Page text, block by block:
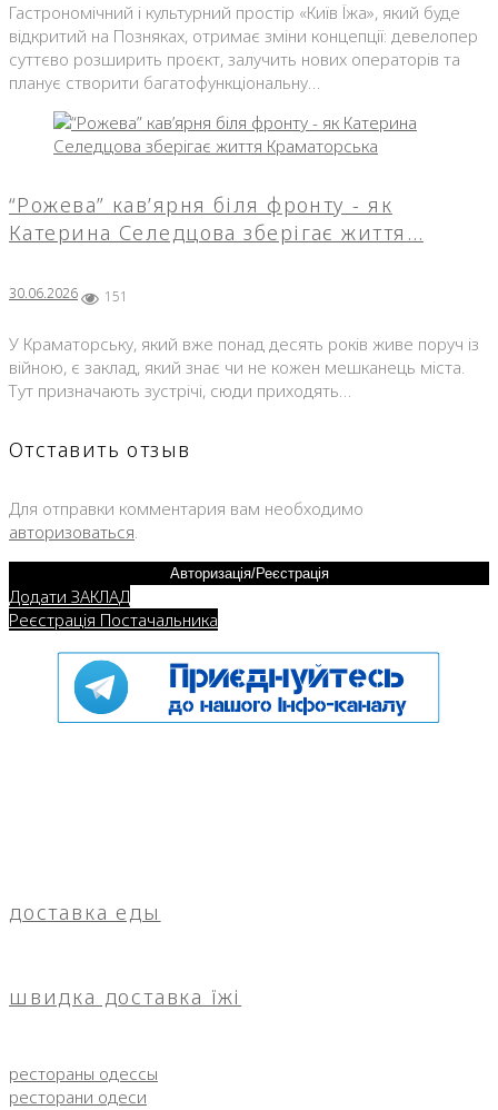
Гастрономічний і культурний простір «Київ Їжа», який буде
відкритий на Позняках, отримає зміни концепції: девелопер
суттєво розширить проєкт, залучить нових операторів та
планує створити багатофункціональну…
“Рожева” кав’ярня біля фронту - як
Катерина Селедцова зберігає життя…
30.06.2026 151
У Краматорську, який вже понад десять років живе поруч із
війною, є заклад, який знає чи не кожен мешканець міста.
Тут призначають зустрічі, сюди приходять…
Отставить отзыв
Для отправки комментария вам необходимо
авторизоваться.
Авторизація/Реєстрація
Додати ЗАКЛАД
Реєстрація Постачальника
доставка еды
швидка доставка їжі
рестораны одессы
ресторани одеси